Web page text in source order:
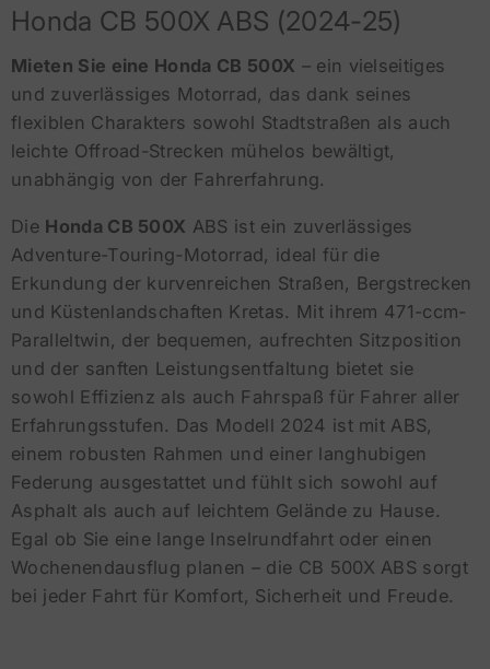
Honda CB 500X ABS (2024-25)
Mieten Sie eine Honda CB 500X – ein vielseitiges
und zuverlässiges Motorrad, das dank seines
flexiblen Charakters sowohl Stadtstraßen als auch
leichte Offroad-Strecken mühelos bewältigt,
unabhängig von der Fahrerfahrung.
Die Honda CB 500X ABS ist ein zuverlässiges
Adventure-Touring-Motorrad, ideal für die
Erkundung der kurvenreichen Straßen, Bergstrecken
und Küstenlandschaften Kretas. Mit ihrem 471-ccm-
Paralleltwin, der bequemen, aufrechten Sitzposition
und der sanften Leistungsentfaltung bietet sie
sowohl Effizienz als auch Fahrspaß für Fahrer aller
Erfahrungsstufen. Das Modell 2024 ist mit ABS,
einem robusten Rahmen und einer langhubigen
Federung ausgestattet und fühlt sich sowohl auf
Asphalt als auch auf leichtem Gelände zu Hause.
Egal ob Sie eine lange Inselrundfahrt oder einen
Wochenendausflug planen – die CB 500X ABS sorgt
bei jeder Fahrt für Komfort, Sicherheit und Freude.